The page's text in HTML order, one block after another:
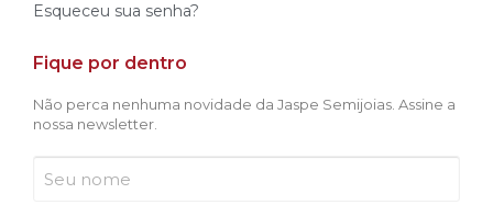
Esqueceu sua senha?
Fique por dentro
Não perca nenhuma novidade da Jaspe Semijoias. Assine a
nossa newsletter.